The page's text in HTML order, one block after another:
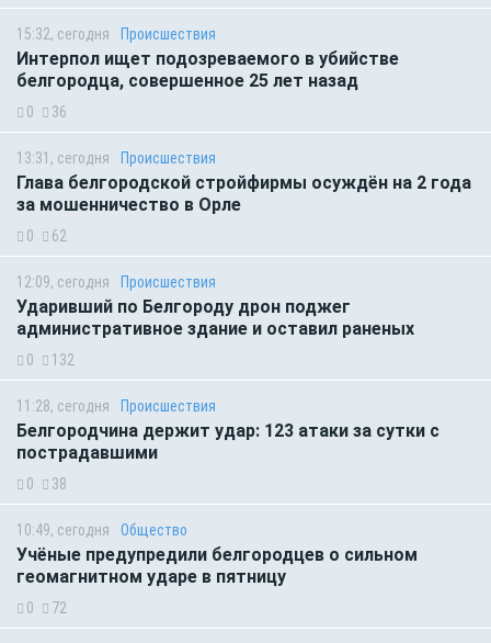
15:32, сегодня Происшествия
Интерпол ищет подозреваемого в убийстве
белгородца, совершенное 25 лет назад
0 36
13:31, сегодня Происшествия
Глава белгородской стройфирмы осуждён на 2 года
за мошенничество в Орле
0 62
12:09, сегодня Происшествия
Ударивший по Белгороду дрон поджег
административное здание и оставил раненых
0 132
11:28, сегодня Происшествия
Белгородчина держит удар: 123 атаки за сутки с
пострадавшими
0 38
10:49, сегодня Общество
Учёные предупредили белгородцев о сильном
геомагнитном ударе в пятницу
0 72